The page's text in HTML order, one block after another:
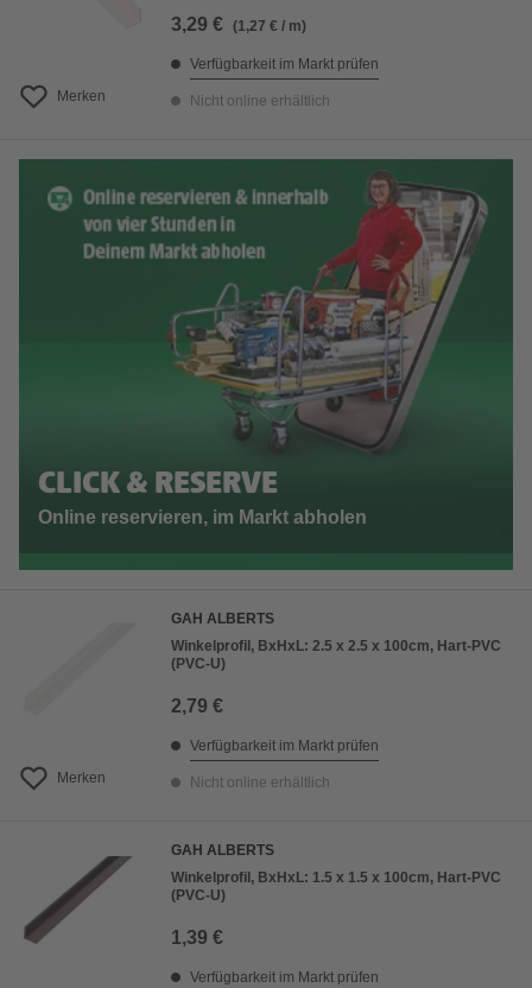
Merken
3,29 € (1,27 € / m)
Verfügbarkeit im Markt prüfen
Nicht online erhältlich
CLICK & RESERVE
Online reservieren, im Markt abholen
Merken
GAH ALBERTS
Winkelprofil, BxHxL: 2.5 x 2.5 x 100cm, Hart-PVC
(PVC-U)
2,79 €
Verfügbarkeit im Markt prüfen
Nicht online erhältlich
GAH ALBERTS
Winkelprofil, BxHxL: 1.5 x 1.5 x 100cm, Hart-PVC
(PVC-U)
1,39 €
Verfügbarkeit im Markt prüfen